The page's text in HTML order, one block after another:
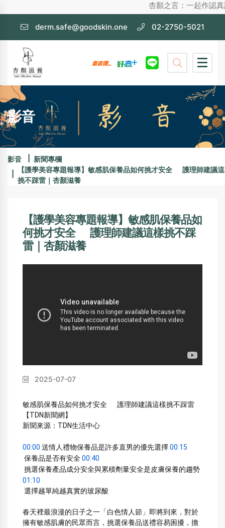
杏顏之言：一起作認
derm.safe@goodskin.one 02-2750-5021
影音
影音
新聞專欄
【護學美容專題報導】敏感肌保養品如何挑才安全 護理師建議
挑不踩雷｜杏顏滋養
【護學美容專題報導】敏感肌保養品如
何挑才安全 護理師建議這樣挑不踩
雷｜杏顏滋養
2025-07-07
敏感肌保養品如何挑才安全 　 護理師建議這樣挑不踩雷
【TDN新聞網】
新聞來源：TDN生活中心
00:00 送情人禮物保養品是許多直男的優先選擇 00:15
保養品是否有安全 00:40
挑選保養產品成分安全與累積劑量安全是皮膚保養的趨勢
01:10
選擇越單純越真實的玻尿酸
春天裡最浪漫的日子之一「白色情人節」即將到來，對於
擁有敏感肌膚的民眾而言，挑選保養品送禮容易困擾，擔